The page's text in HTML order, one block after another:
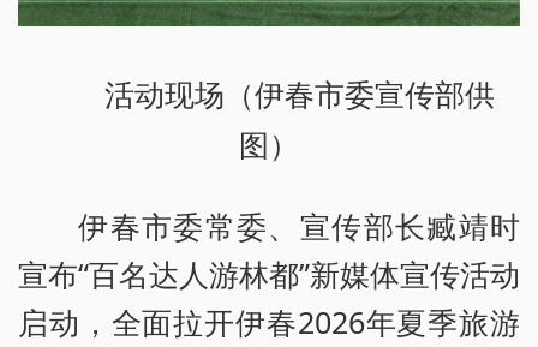
活动现场（伊春市委宣传部供
图）
伊春市委常委、宣传部长臧靖时
宣布“百名达人游林都”新媒体宣传活动
启动，全面拉开伊春2026年夏季旅游